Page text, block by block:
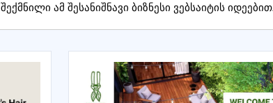
შექმნილი ამ შესანიშნავი ბიზნესი ვებსაიტის